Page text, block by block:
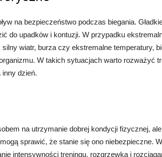
na bezpieczeństwo podczas biegania.
do upadków i kontuzji. W przypadku
wiatr, burza czy ekstremalne temperatury,
W takich sytuacjach warto rozważyć
dzień.
na utrzymanie dobrej kondycji fizycznej,
sprawić, że stanie się ono niebezpieczne.
intensywności treningu, rozgrzewka i